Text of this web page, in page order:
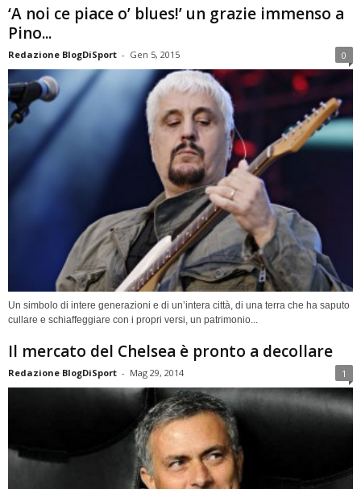
‘A noi ce piace o’ blues!’ un grazie immenso a
Pino...
Redazione BlogDiSport - Gen 5, 2015 0
Un simbolo di intere generazioni e di un’intera città, di una terra che ha saputo
cullare e schiaffeggiare con i propri versi, un patrimonio...
Il mercato del Chelsea è pronto a decollare
Redazione BlogDiSport - Mag 29, 2014 1